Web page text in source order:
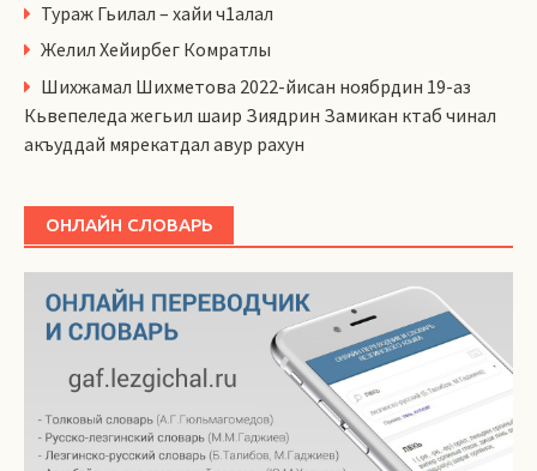
Тураж Гьилал – хайи ч1алал
Желил Хейирбег Комратлы
Шихжамал Шихметова 2022-йисан ноябрдин 19-аз
Кьвепеледа жегьил шаир Зиядрин Замикан ктаб чинал
акъуддай мярекатдал авур рахун
ОНЛАЙН СЛОВАРЬ